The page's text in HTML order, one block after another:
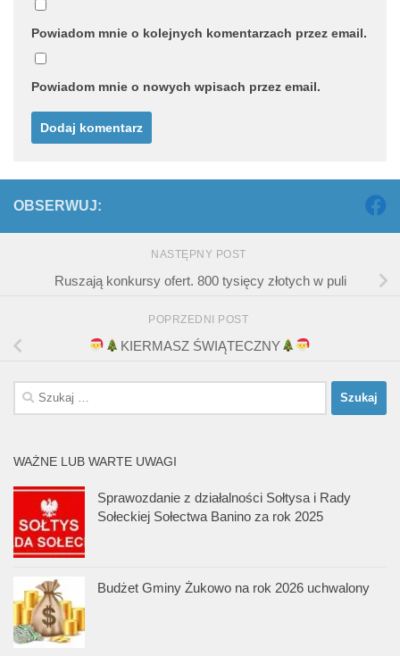
Powiadom mnie o kolejnych komentarzach przez email.
Powiadom mnie o nowych wpisach przez email.
OBSERWUJ:
NASTĘPNY POST
Ruszają konkursy ofert. 800 tysięcy złotych w puli
POPRZEDNI POST
KIERMASZ ŚWIĄTECZNY
Szukaj:
WAŻNE LUB WARTE UWAGI
Sprawozdanie z działalności Sołtysa i Rady
Sołeckiej Sołectwa Banino za rok 2025
Budżet Gminy Żukowo na rok 2026 uchwalony